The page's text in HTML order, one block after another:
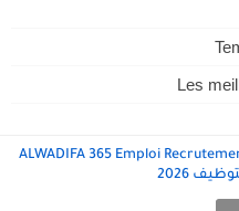
Les
ALWADIFA 365 Emploi
2026